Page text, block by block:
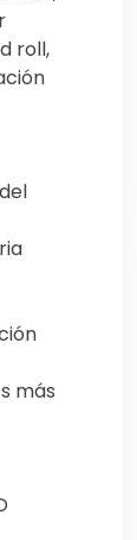
roll,
más